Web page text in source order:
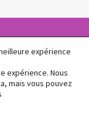
.
expérience
expérience. Nous
mais vous pouvez